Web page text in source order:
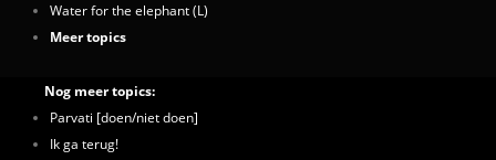
Water for the elephant (L)
Meer topics
Nog meer topics:
Parvati [doen/niet doen]
Ik ga terug!